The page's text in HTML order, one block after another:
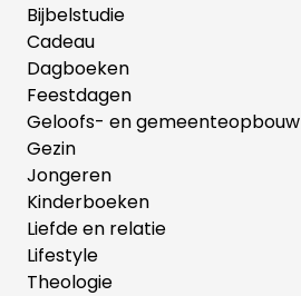
Bijbelstudie
Cadeau
Dagboeken
Feestdagen
Geloofs- en gemeenteopbouw
Gezin
Jongeren
Kinderboeken
Liefde en relatie
Lifestyle
Theologie